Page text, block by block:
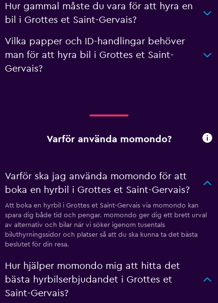
Hur gammal måste du vara för att hyra en
bil i Grottes et Saint-Gervais?
Vilka papper och ID-handlingar behöver
man för att hyra bil i Grottes et Saint-
Gervais?
Varför använda momondo?
Varför ska jag använda momondo för att
boka en hyrbil i Grottes et Saint-Gervais?
Att boka en hyrbil i Grottes et Saint-Gervais via momondo kan
spara dig både tid och pengar. momondo ger dig ett brett urval
av alternativ och bilar när vi söker igenom tusentals
biluthyrningssidor och platser så att du ska kunna ta det bästa
beslutet för din resa.
Hur hjälper momondo mig att hitta det
bästa hyrbilserbjudandet i Grottes et
Saint-Gervais?